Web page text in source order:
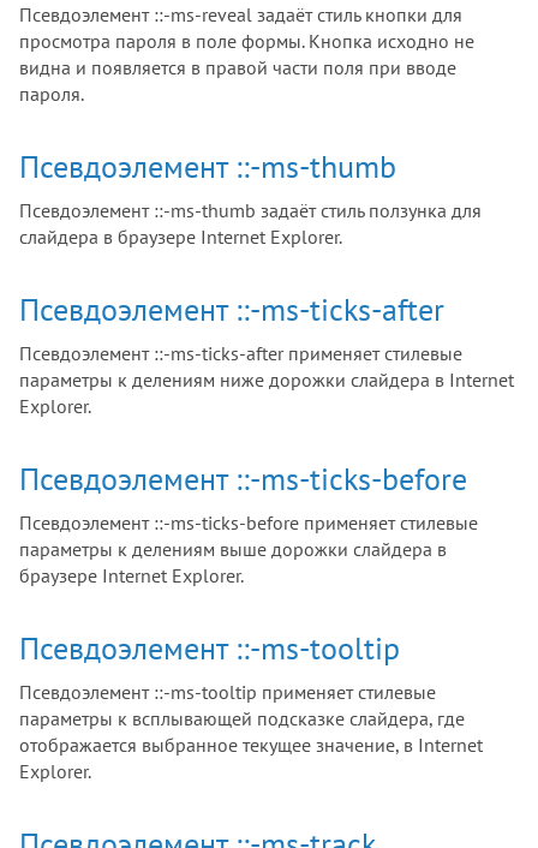
Псевдоэлемент ::-ms-reveal задаёт стиль кнопки для
просмотра пароля в поле формы. Кнопка исходно не
видна и появляется в правой части поля при вводе
пароля.
Псевдоэлемент ::-ms-thumb
Псевдоэлемент ::-ms-thumb задаёт стиль ползунка для
слайдера в браузере Internet Explorer.
Псевдоэлемент ::-ms-ticks-after
Псевдоэлемент ::-ms-ticks-after применяет стилевые
параметры к делениям ниже дорожки слайдера в Internet
Explorer.
Псевдоэлемент ::-ms-ticks-before
Псевдоэлемент ::-ms-ticks-before применяет стилевые
параметры к делениям выше дорожки слайдера в
браузере Internet Explorer.
Псевдоэлемент ::-ms-tooltip
Псевдоэлемент ::-ms-tooltip применяет стилевые
параметры к всплывающей подсказке слайдера, где
отображается выбранное текущее значение, в Internet
Explorer.